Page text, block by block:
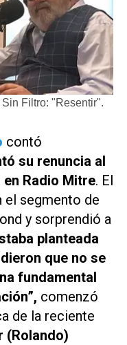
Filtro: "Resentir".
contó
su renuncia al
en Radio Mitre. El
segmento de
y sorprendió a
planteada
que no se
fundamental
comenzó
de la reciente
(Rolando)